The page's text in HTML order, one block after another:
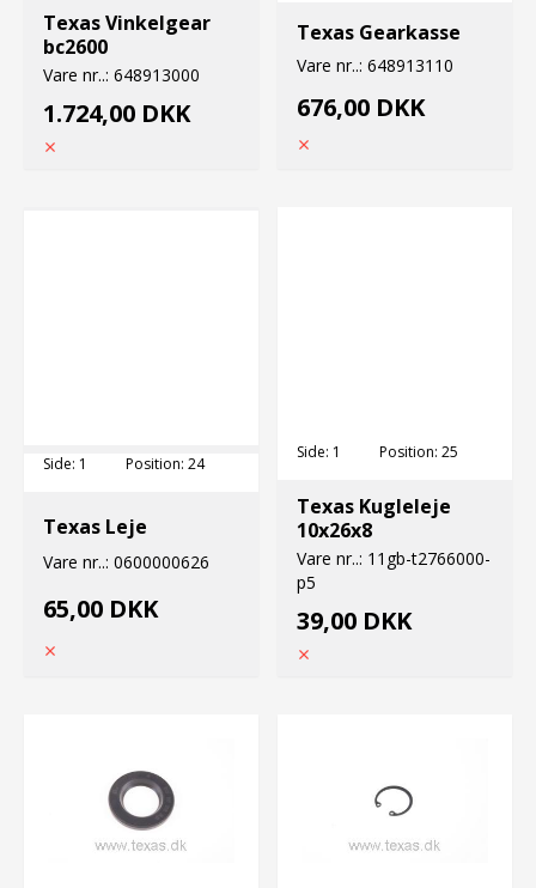
Texas Vinkelgear
bc2600
Vare nr..: 648913000
1.724,00 DKK
Texas Gearkasse
Vare nr..: 648913110
676,00 DKK
Side: 1 Position: 24
Texas Leje
Vare nr..: 0600000626
65,00 DKK
Side: 1 Position: 25
Texas Kugleleje
10x26x8
Vare nr..: 11gb-t2766000-
p5
39,00 DKK